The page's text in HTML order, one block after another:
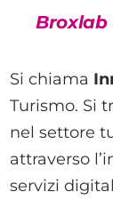
Si chiama
Turismo. Si
nel settore
attraverso
servizi